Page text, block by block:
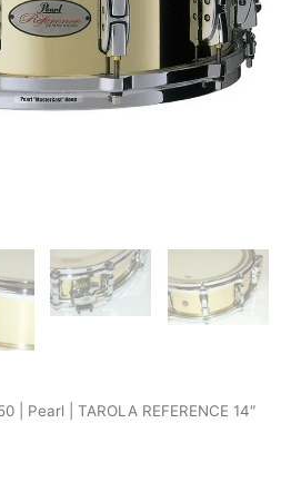
| Pearl | TAROLA REFERENCE 14″